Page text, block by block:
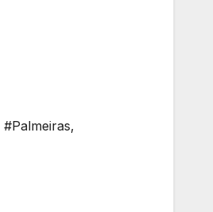
#Palmeiras,